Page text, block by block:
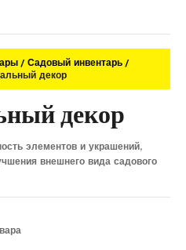
Садовый инвентарь
декор
декор
элементов и украшений,
внешнего вида садового